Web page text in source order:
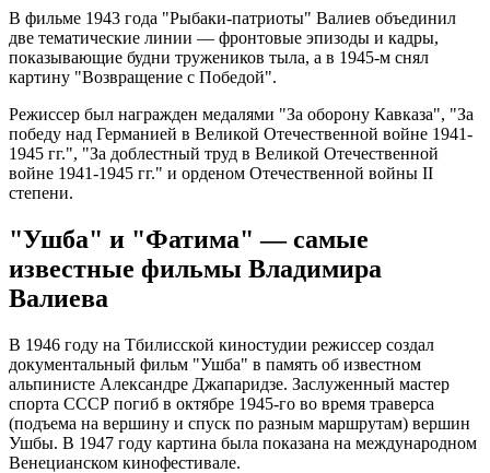
В фильме 1943 года "Рыбаки-патриоты" Валиев объединил
две тематические линии — фронтовые эпизоды и кадры,
показывающие будни тружеников тыла, а в 1945-м снял
картину "Возвращение с Победой".
Режиссер был награжден медалями "За оборону Кавказа", "За
победу над Германией в Великой Отечественной войне 1941-
1945 гг.", "За доблестный труд в Великой Отечественной
войне 1941-1945 гг." и орденом Отечественной войны II
степени.
"Ушба" и "Фатима" — самые
известные фильмы Владимира
Валиева
В 1946 году на Тбилисской киностудии режиссер создал
документальный фильм "Ушба" в память об известном
альпинисте Александре Джапаридзе. Заслуженный мастер
спорта СССР погиб в октябре 1945-го во время траверса
(подъема на вершину и спуск по разным маршрутам) вершин
Ушбы. В 1947 году картина была показана на международном
Венецианском кинофестивале.